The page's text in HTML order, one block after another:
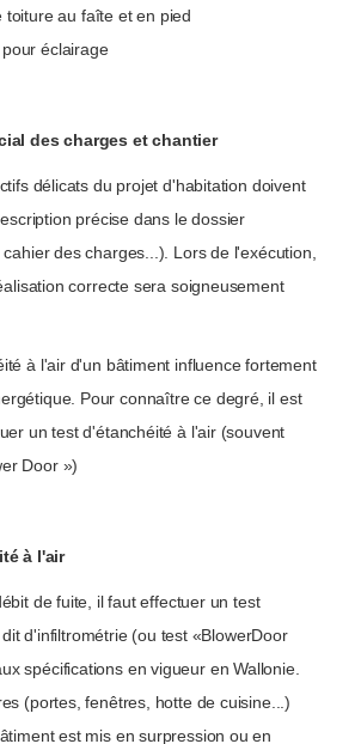
toiture au faîte et en pied
éclairage
des charges et chantier
délicats du projet d'habitation doivent
précise dans le dossier
des charges...). Lors de l'exécution,
correcte sera soigneusement
à l'air d'un bâtiment influence fortement
Pour connaître ce degré, il est
un test d'étanchéité à l'air (souvent
Door »)
à l'air
de fuite, il faut effectuer un test
d'infiltrométrie (ou test «BlowerDoor
spécifications en vigueur en Wallonie.
(portes, fenêtres, hotte de cuisine...)
est mis en surpression ou en